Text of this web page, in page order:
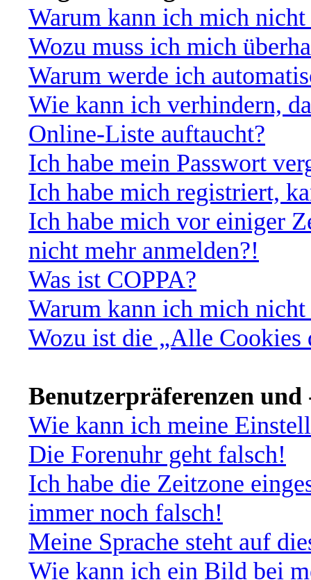
Warum kann ich mich nicht
Wozu muss ich mich
Warum werde ich
Wie kann ich verhindern,
Online-Liste auftaucht?
Ich habe mein Passwort
Ich habe mich registriert,
Ich habe mich vor einiger
nicht mehr anmelden?!
Was ist COPPA?
Warum kann ich mich
Wozu ist die „Alle Cookies
Benutzerpräferenzen und
Wie kann ich meine
Die Forenuhr geht falsch!
Ich habe die Zeitzone
immer noch falsch!
Meine Sprache steht auf
Wie kann ich ein Bild bei